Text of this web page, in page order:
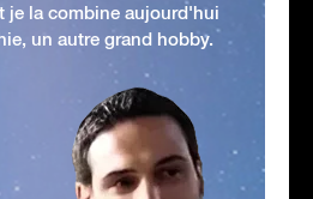
je la combine aujourd'hui
un autre grand hobby.